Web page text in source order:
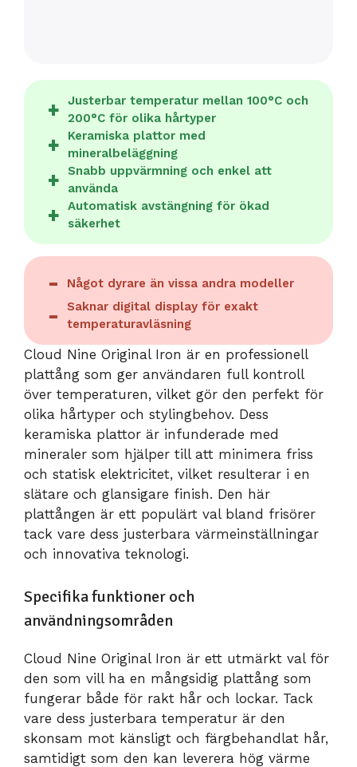
Justerbar temperatur mellan 100°C och
200°C för olika hårtyper
Keramiska plattor med
mineralbeläggning
Snabb uppvärmning och enkel att
använda
Automatisk avstängning för ökad
säkerhet
Något dyrare än vissa andra modeller
Saknar digital display för exakt
temperaturavläsning
Cloud Nine Original Iron är en professionell
plattång som ger användaren full kontroll
över temperaturen, vilket gör den perfekt för
olika hårtyper och stylingbehov. Dess
keramiska plattor är infunderade med
mineraler som hjälper till att minimera friss
och statisk elektricitet, vilket resulterar i en
slätare och glansigare finish. Den här
plattången är ett populärt val bland frisörer
tack vare dess justerbara värmeinställningar
och innovativa teknologi.
Specifika funktioner och
användningsområden
Cloud Nine Original Iron är ett utmärkt val för
den som vill ha en mångsidig plattång som
fungerar både för rakt hår och lockar. Tack
vare dess justerbara temperatur är den
skonsam mot känsligt och färgbehandlat hår,
samtidigt som den kan leverera hög värme